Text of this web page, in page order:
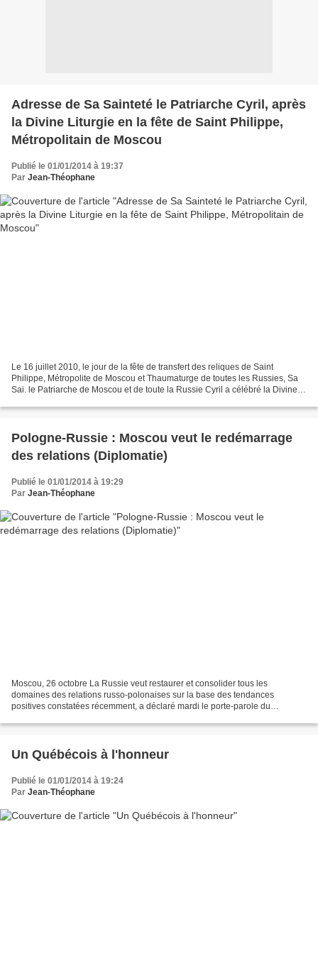
Adresse de Sa Sainteté le Patriarche Cyril, après
la Divine Liturgie en la fête de Saint Philippe,
Métropolitain de Moscou
Publié le 01/01/2014 à 19:37
Par Jean-Théophane
Le 16 juillet 2010, le jour de la fête de transfert des reliques de Saint
Philippe, Métropolite de Moscou et Thaumaturge de toutes les Russies, Sa
Sai. le Patriarche de Moscou et de toute la Russie Cyril a célébré la Divine
Pologne-Russie : Moscou veut le redémarrage
des relations (Diplomatie)
Publié le 01/01/2014 à 19:29
Par Jean-Théophane
Moscou, 26 octobre La Russie veut restaurer et consolider tous les
domaines des relations russo-polonaises sur la base des tendances
positives constatées récemment, a déclaré mardi le porte-parole du
Un Québécois à l'honneur
Publié le 01/01/2014 à 19:24
Par Jean-Théophane